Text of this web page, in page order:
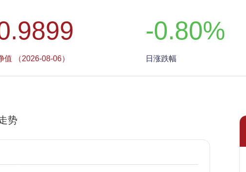
值 （2026-08-06）
-0.80%
日涨跌幅
势